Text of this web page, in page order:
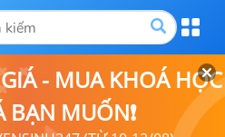
- MUA KHOÁ HỌC
BẠN MUỐN❗